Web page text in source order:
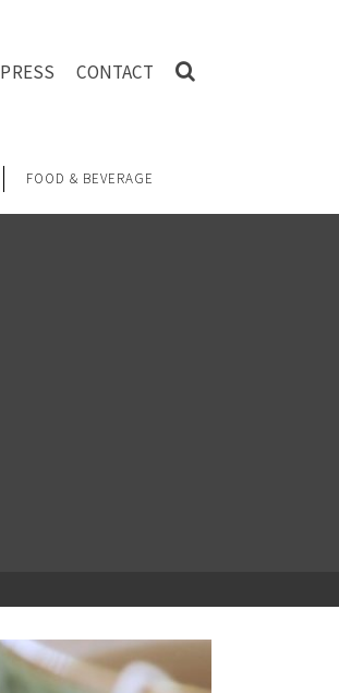
PRESS CONTACT
FOOD & BEVERAGE